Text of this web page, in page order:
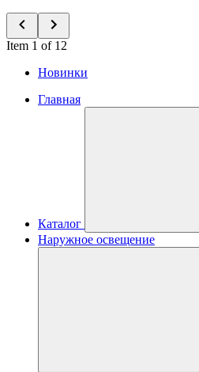
Item 1 of 12
Новинки
Главная
Каталог
Наружное освещение